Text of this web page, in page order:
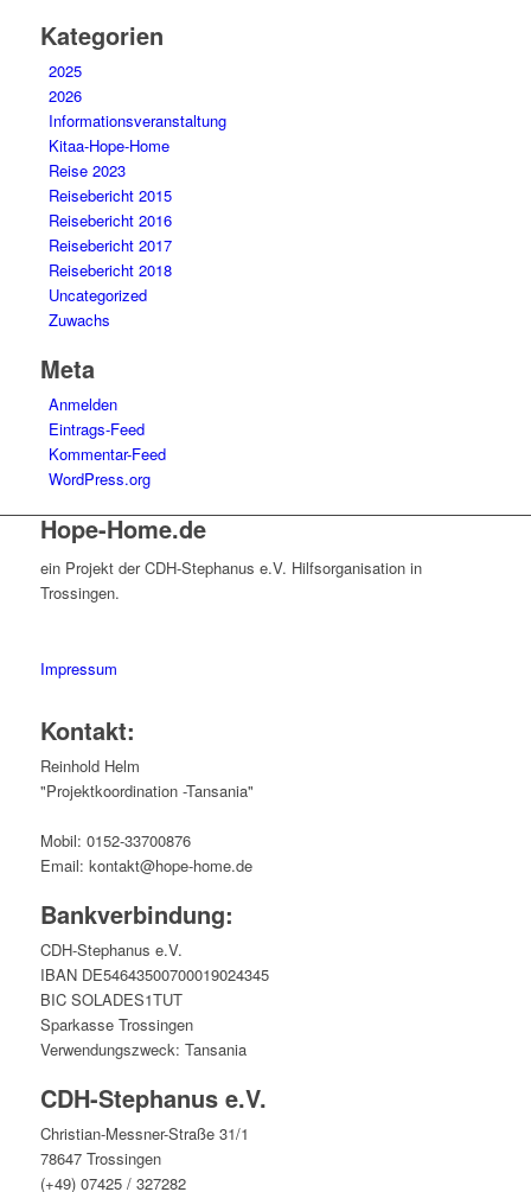
Kategorien
2025
2026
Informationsveranstaltung
Kitaa-Hope-Home
Reise 2023
Reisebericht 2015
Reisebericht 2016
Reisebericht 2017
Reisebericht 2018
Uncategorized
Zuwachs
Meta
Anmelden
Eintrags-Feed
Kommentar-Feed
WordPress.org
Hope-Home.de
ein Projekt der CDH-Stephanus e.V. Hilfsorganisation in
Trossingen.
Impressum
Kontakt:
Reinhold Helm
"Projektkoordination -Tansania"
Mobil: 0152-33700876
Email: kontakt@hope-home.de
Bankverbindung:
CDH-Stephanus e.V.
IBAN DE54643500700019024345
BIC SOLADES1TUT
Sparkasse Trossingen
Verwendungszweck: Tansania
CDH-Stephanus e.V.
Christian-Messner-Straße 31/1
78647 Trossingen
(+49) 07425 / 327282